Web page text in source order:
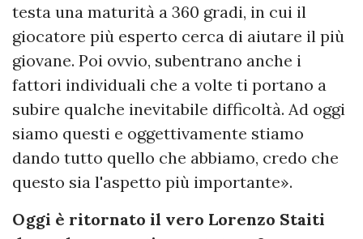
testa una maturità a 360 gradi, in cui il
giocatore più esperto cerca di aiutare il più
giovane. Poi ovvio, subentrano anche i
fattori individuali che a volte ti portano a
subire qualche inevitabile difficoltà. Ad oggi
siamo questi e oggettivamente stiamo
dando tutto quello che abbiamo, credo che
questo sia l'aspetto più importante».
Oggi è ritornato il vero Lorenzo Staiti